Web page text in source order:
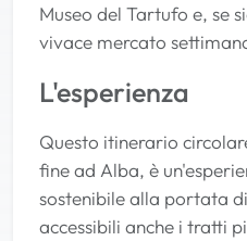
Museo del Tartufo e, se
vivace mercato
L'esperienza
Questo itinerario
fine ad Alba, è
sostenibile alla portata
accessibili anche i tratti